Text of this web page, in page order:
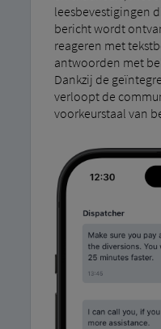
leesbevestigingen
bericht wordt
reageren met
antwoorden met
Dankzij de
verloopt de
voorkeurstaal van